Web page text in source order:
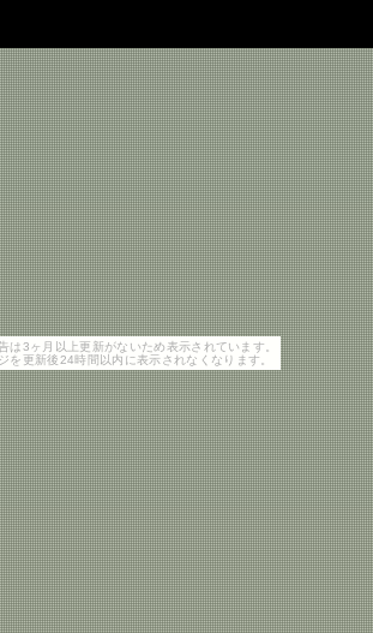
は3ヶ月以上更新がないため表示されています。
を更新後24時間以内に表示されなくなります。